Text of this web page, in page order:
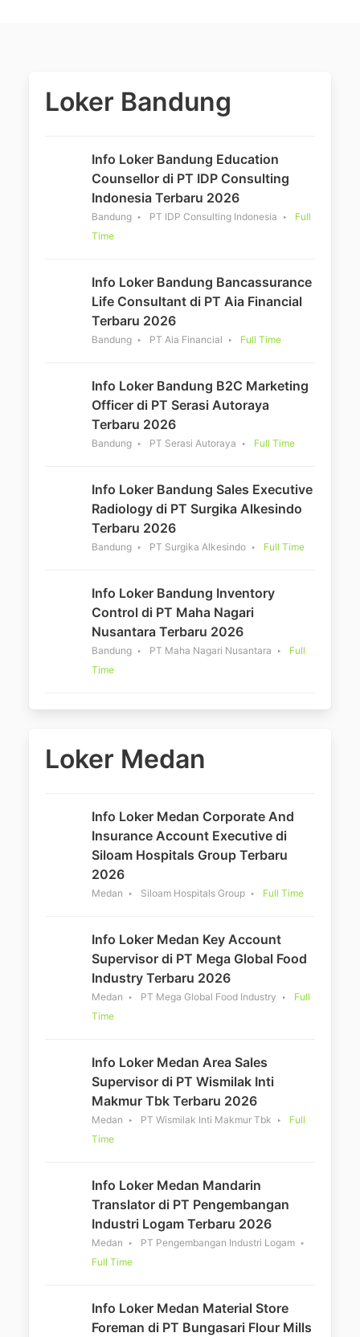
Loker Bandung
Info Loker Bandung Education
Counsellor di PT IDP Consulting
Indonesia Terbaru 2026
Bandung PT IDP Consulting Indonesia
Full
Time
Info Loker Bandung Bancassurance
Life Consultant di PT Aia Financial
Terbaru 2026
Bandung PT Aia Financial Full Time
Info Loker Bandung B2C Marketing
Officer di PT Serasi Autoraya
Terbaru 2026
Bandung PT Serasi Autoraya Full Time
Info Loker Bandung Sales Executive
Radiology di PT Surgika Alkesindo
Terbaru 2026
Bandung PT Surgika Alkesindo Full Time
Info Loker Bandung Inventory
Control di PT Maha Nagari
Nusantara Terbaru 2026
Bandung PT Maha Nagari Nusantara
Full
Time
Loker Medan
Info Loker Medan Corporate And
Insurance Account Executive di
Siloam Hospitals Group Terbaru
2026
Medan Siloam Hospitals Group Full Time
Info Loker Medan Key Account
Supervisor di PT Mega Global Food
Industry Terbaru 2026
Medan PT Mega Global Food Industry
Full
Time
Info Loker Medan Area Sales
Supervisor di PT Wismilak Inti
Makmur Tbk Terbaru 2026
Medan PT Wismilak Inti Makmur Tbk
Full
Time
Info Loker Medan Mandarin
Translator di PT Pengembangan
Industri Logam Terbaru 2026
Medan
PT Pengembangan Industri Logam
Full Time
Info Loker Medan Material Store
Foreman di PT Bungasari Flour Mills